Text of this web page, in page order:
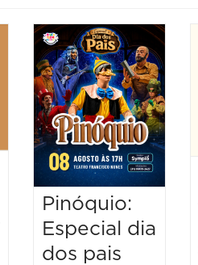
Pinóquio:
Especial dia
dos pais